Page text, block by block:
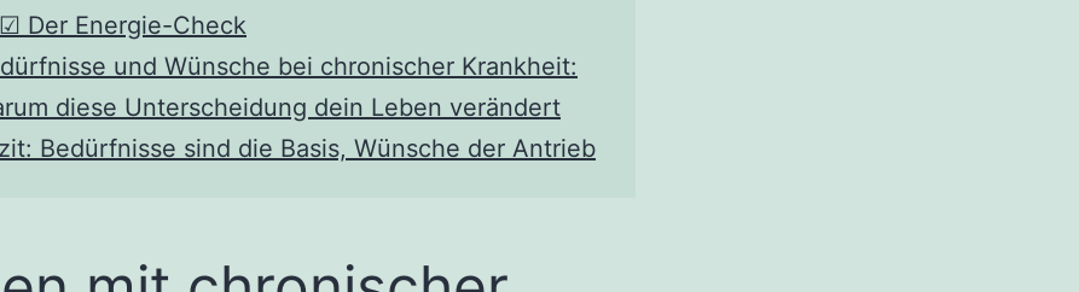
☑ Der Energie-Check
und Wünsche bei chronischer Krankheit:
diese Unterscheidung dein Leben verändert
Bedürfnisse sind die Basis, Wünsche der Antrieb